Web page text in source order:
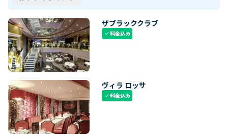
ザブラッククラブ
check料金込み
ヴィラ ロッサ
check料金込み